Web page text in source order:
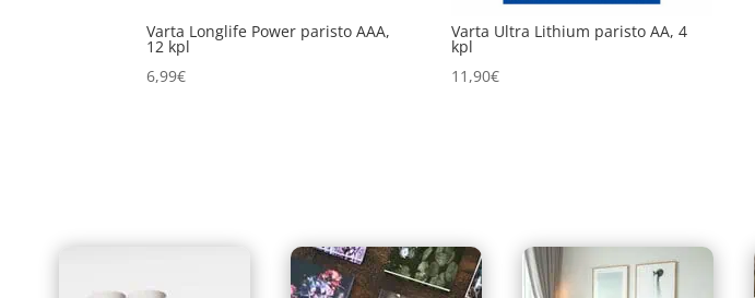
Varta Longlife Power paristo AAA,
12 kpl
6,99€
Varta Ultra Lithium paristo AA, 4
kpl
11,90€